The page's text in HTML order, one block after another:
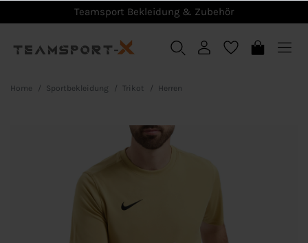
Teamsport Bekleidung & Zubehör
Home Sportbekleidung Trikot Herren